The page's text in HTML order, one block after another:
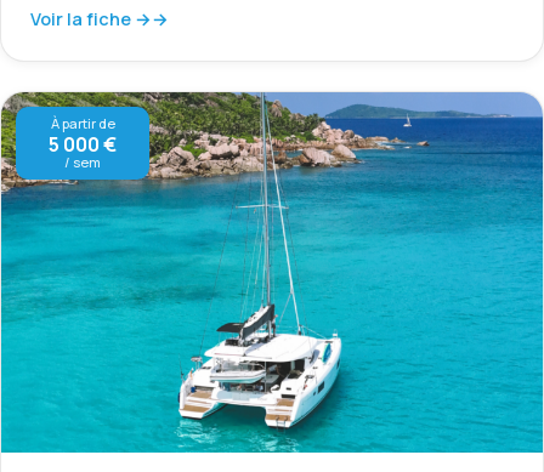
Voir la fiche →
À partir de
5 000 €
/ sem